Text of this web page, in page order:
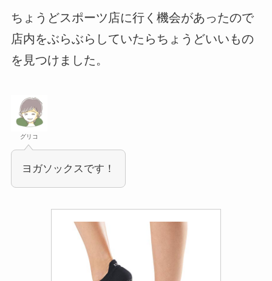
ちょうどスポーツ店に行く機会があったので
店内をぶらぶらしていたらちょうどいいもの
を見つけました。
グリコ
ヨガソックスです！